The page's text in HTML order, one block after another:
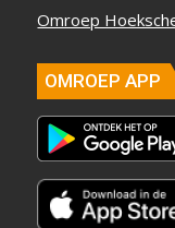
Omroep
OMROEP APP